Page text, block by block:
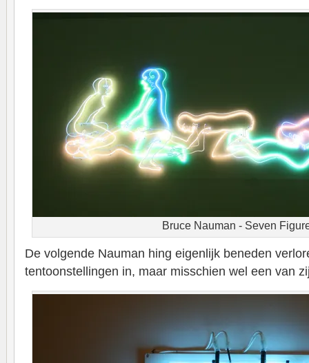
Bruce Nauman - Seven
De volgende Nauman hing eigenlijk beneden
tentoonstellingen in, maar misschien wel een van